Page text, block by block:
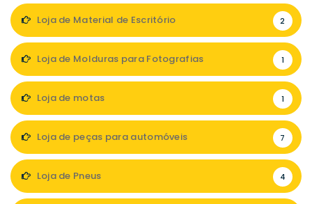
Loja de Material de Escritório 2
Loja de Molduras para Fotografias 1
Loja de motas 1
Loja de peças para automóveis 7
Loja de Pneus 4